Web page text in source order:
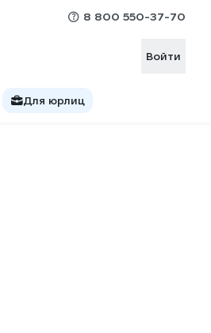
8 800 550-37-70
Войти
Для юрлиц